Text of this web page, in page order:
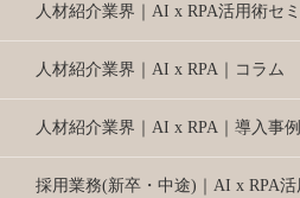
人材紹介業界｜AI x RPA活用術セ
人材紹介業界｜AI x RPA｜コラム
人材紹介業界｜AI x RPA｜導入事例
採用業務(新卒・中途)｜AI x RPA